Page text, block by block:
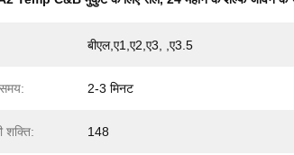
बीएल,ए1,ए2,ए3, ,ए3.5
2-3 मिनट
शक्ति: 148